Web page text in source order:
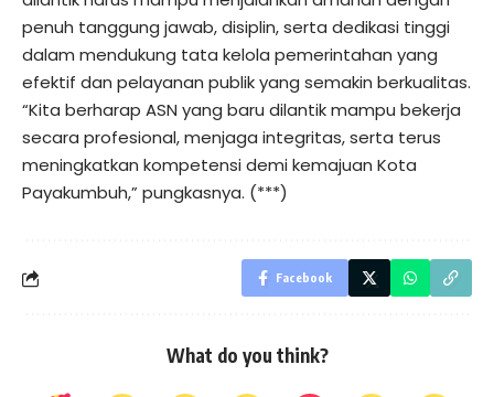
penuh tanggung jawab, disiplin, serta dedikasi tinggi
dalam mendukung tata kelola pemerintahan yang
efektif dan pelayanan publik yang semakin berkualitas.
“Kita berharap ASN yang baru dilantik mampu bekerja
secara profesional, menjaga integritas, serta terus
meningkatkan kompetensi demi kemajuan Kota
Payakumbuh,” pungkasnya. (***)
Facebook
What do you think?